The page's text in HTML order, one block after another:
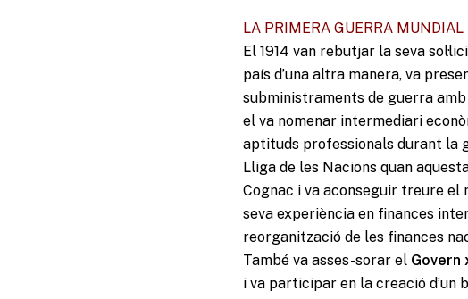
LA PRIMERA GUERRA MUNDIAL
El 1914 van rebutjar la seva
país d’una altra manera, va
subministraments de guerra
el va nomenar intermediari
aptituds professionals durant la
Lliga de les Nacions quan
Cognac i va aconseguir treure el
seva experiència en finances
reorganització de les finances
També va asses-sorar el Govern
i va participar en la creació d’un